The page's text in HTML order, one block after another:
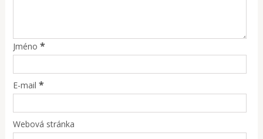
Jméno *
E-mail *
Webová stránka